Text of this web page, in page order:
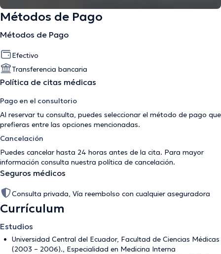
Métodos de Pago
Métodos de Pago
Efectivo
Transferencia bancaria
Política de citas médicas
Pago en el consultorio
Al reservar tu consulta, puedes seleccionar el método de pago que
prefieras entre las opciones mencionadas.
Cancelación
Puedes cancelar hasta 24 horas antes de la cita. Para mayor
información consulta nuestra política de cancelación.
Seguros médicos
Consulta privada, Vía reembolso con cualquier aseguradora
Currículum
Estudios
Universidad Central del Ecuador, Facultad de Ciencias Médicas
(2003 – 2006)., Especialidad en Medicina Interna